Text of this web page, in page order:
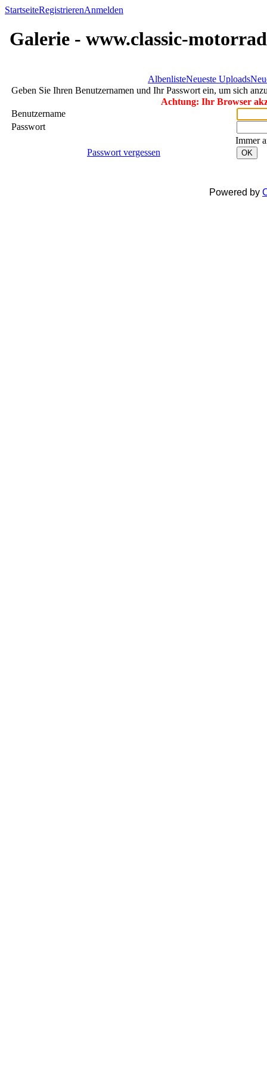
StartseiteRegistrierenAnmelden
Galerie - www.classic-
AlbenlisteNeueste Uploads
Geben Sie Ihren Benutzernamen und Ihr Passwort ein, um sich
Achtung: Ihr Browser
Benutzername
Passwort
Immer
Passwort vergessen
OK
Powered by